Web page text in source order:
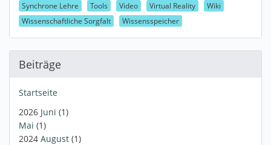
Synchrone Lehre
Tools Video Virtual Reality
Wiki
Wissenschaftliche Sorgfalt
Wissensspeicher
Beiträge
Startseite
2026 Juni (1)
Mai (1)
2024 August (1)